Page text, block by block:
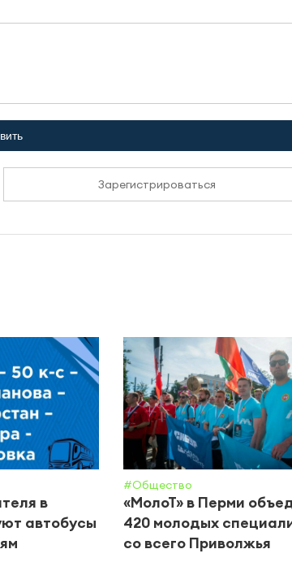
Зарегистрироваться
в
автобусы
#Общество
«МолоТ» в Перми
420 молодых
со всего Приволжья